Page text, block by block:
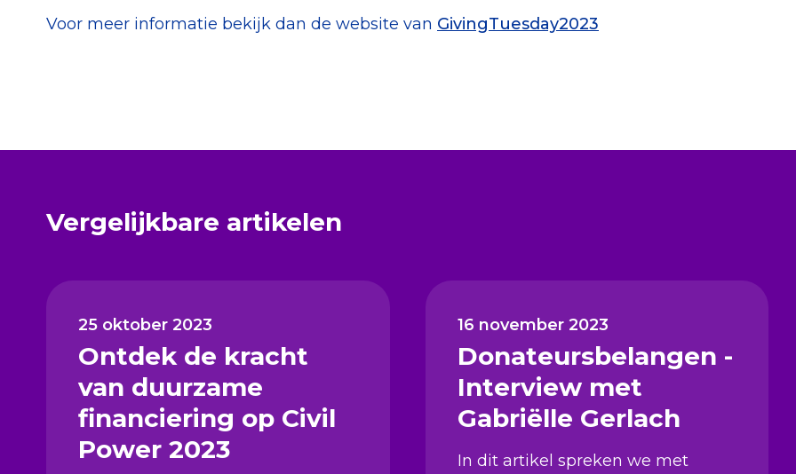
Voor meer informatie bekijk dan de website van GivingTuesday2023
Vergelijkbare artikelen
25 oktober 2023
Ontdek de kracht
van duurzame
financiering op Civil
Power 2023
16 november 2023
Donateursbelangen -
Interview met
Gabriëlle Gerlach
In dit artikel spreken we met